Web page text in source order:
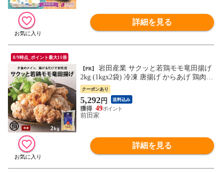
詳細を見る
8/9時点_ポイント最大11倍
【PR】
2kg (1kgx2袋) 冷凍 唐揚げ からあげ 鶏肉
もも肉 鶏もも 竜田揚げ 竜田揚 大容量 業
務用 冷凍食品 お弁当 おかず お惣菜 惣菜
揚げ物 時短 送料無料 前田家
クーポンあり
5,292円 送料込み
49
前田家
詳細を見る